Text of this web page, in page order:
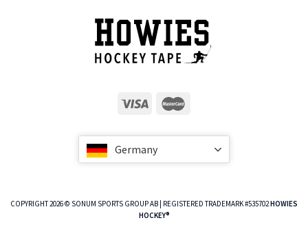
Germany
COPYRIGHT 2026 © SONUM SPORTS GROUP AB | REGISTERED TRADEMARK #535702HOWIES
HOCKEY®